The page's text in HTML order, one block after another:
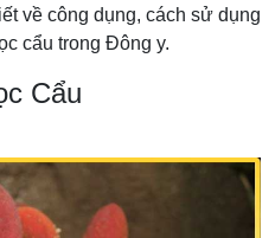
về công dụng, cách sử dụng
cẩu trong Đông y.
Cẩu